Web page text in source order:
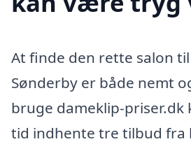
At finde den rette salon
Sønderby er både nemt
bruge dameklip-priser.dk
tid indhente tre tilbud fra